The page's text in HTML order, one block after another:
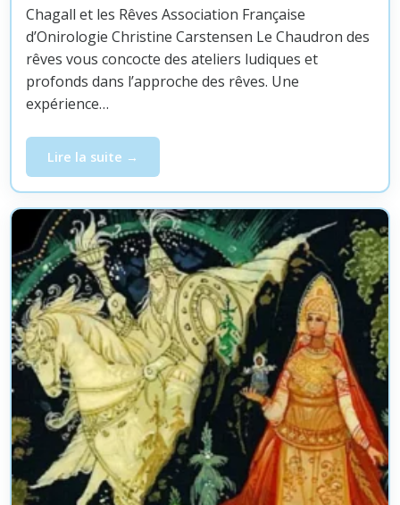
Chagall et les Rêves Association Française
d’Onirologie Christine Carstensen Le Chaudron des
rêves vous concocte des ateliers ludiques et
profonds dans l’approche des rêves. Une
expérience…
Lire la suite
Atelier par Zoom – Chagall zoome sur vos rêves,